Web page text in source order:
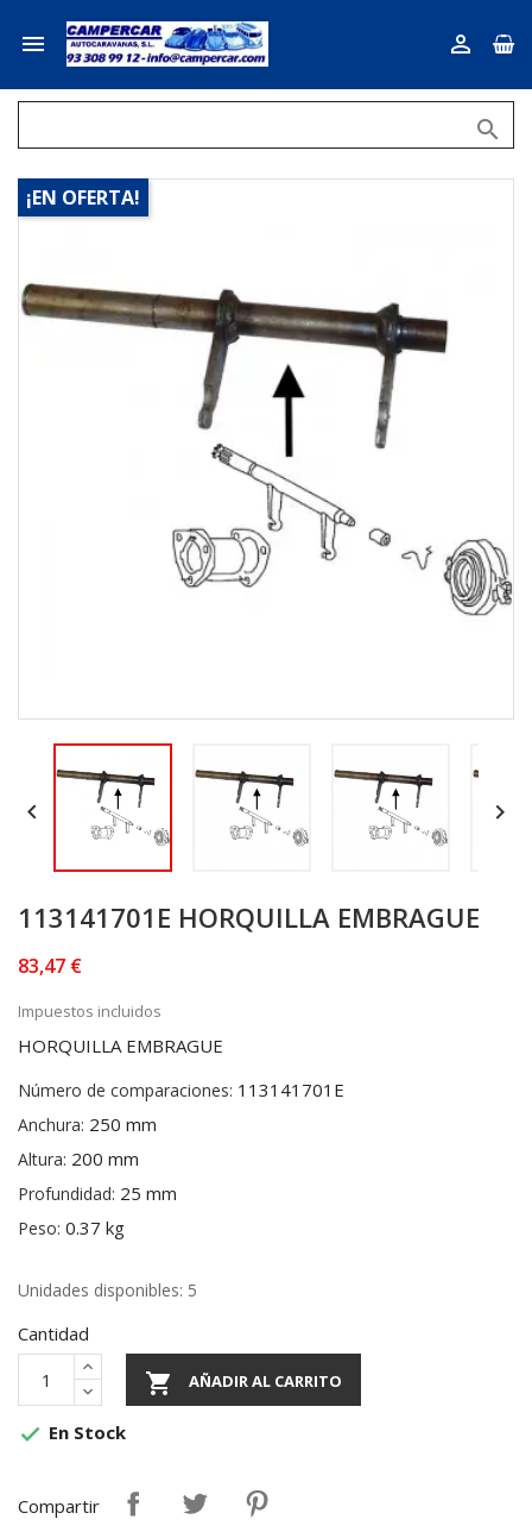
 

¡EN OFERTA!
 
113141701E HORQUILLA EMBRAGUE
83,47 €
Impuestos incluidos
HORQUILLA EMBRAGUE
Número de comparaciones: 113141701E
Anchura: 250 mm
Altura: 200 mm
Profundidad: 25 mm
Peso: 0.37 kg
Unidades disponibles: 5
Cantidad
 AÑADIR AL CARRITO
 En Stock
Compartir